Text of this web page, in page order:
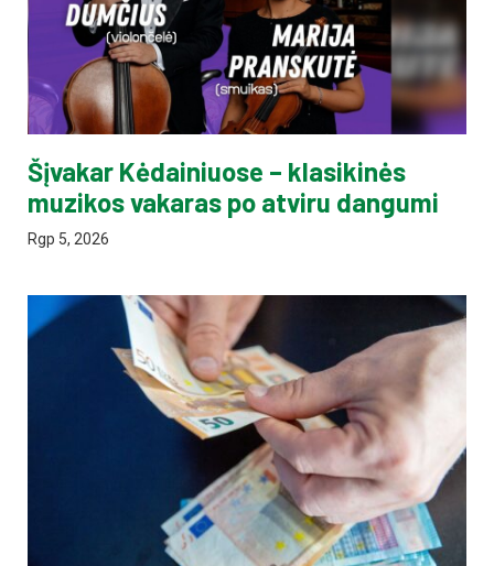
Šįvakar Kėdainiuose – klasikinės
muzikos vakaras po atviru dangumi
Rgp 5, 2026